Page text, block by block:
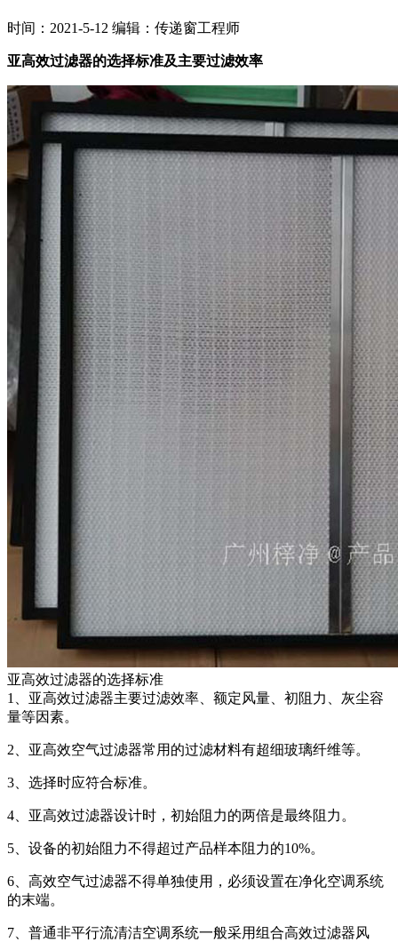
时间：2021-5-12 编辑：传递窗工程师
亚高效过滤器的选择标准及主要过滤效率
亚高效过滤器的选择标准
1、亚高效过滤器主要过滤效率、额定风量、初阻力、灰尘容
量等因素。
2、亚高效空气过滤器常用的过滤材料有超细玻璃纤维等。
3、选择时应符合标准。
4、亚高效过滤器设计时，初始阻力的两倍是最终阻力。
5、设备的初始阻力不得超过产品样本阻力的10%。
6、高效空气过滤器不得单独使用，必须设置在净化空调系统
的末端。
7、普通非平行流清洁空调系统一般采用组合高效过滤器风